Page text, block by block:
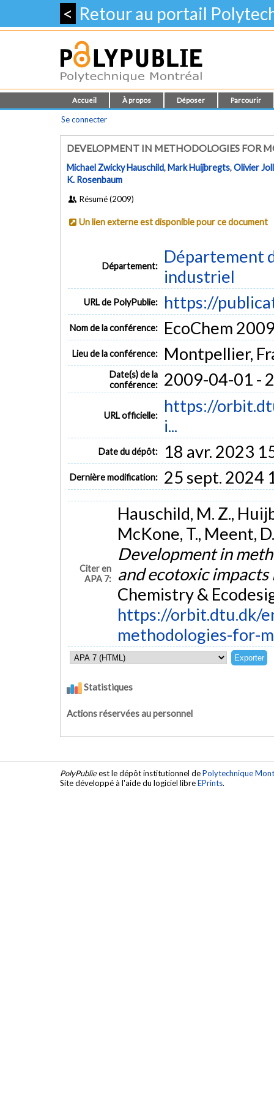
< Retour au portail
Accueil À propos Déposer Parcourir
Se connecter
DEVELOPMENT IN METHODOLOGIES FOR
Michael Zwicky Hauschild,Mark Huijbregts,Olivier
K. Rosenbaum
Résumé (2009)
Un lien externe est disponible pour ce document
Département:
Département
industriel
URL de PolyPublie: https://
Nom de la conférence: EcoChem
Lieu de la conférence: Montpellier,
Date(s) de la
conférence:
2009-04-01 -
URL officielle:
https://
i...
Date du dépôt: 18 avr. 2023
Dernière modification: 25 sept. 2024
Citer en
APA 7:
Hauschild, M. Z.,
McKone, T., Meent,
Development in
and ecotoxic impacts
Chemistry &
https://orbit.dtu.dk/
methodologies-for-
Statistiques
Actions réservées au personnel
PolyPublieest le dépôt institutionnel dePolytechnique
Site développé à l'aide du logiciel libreEPrints.